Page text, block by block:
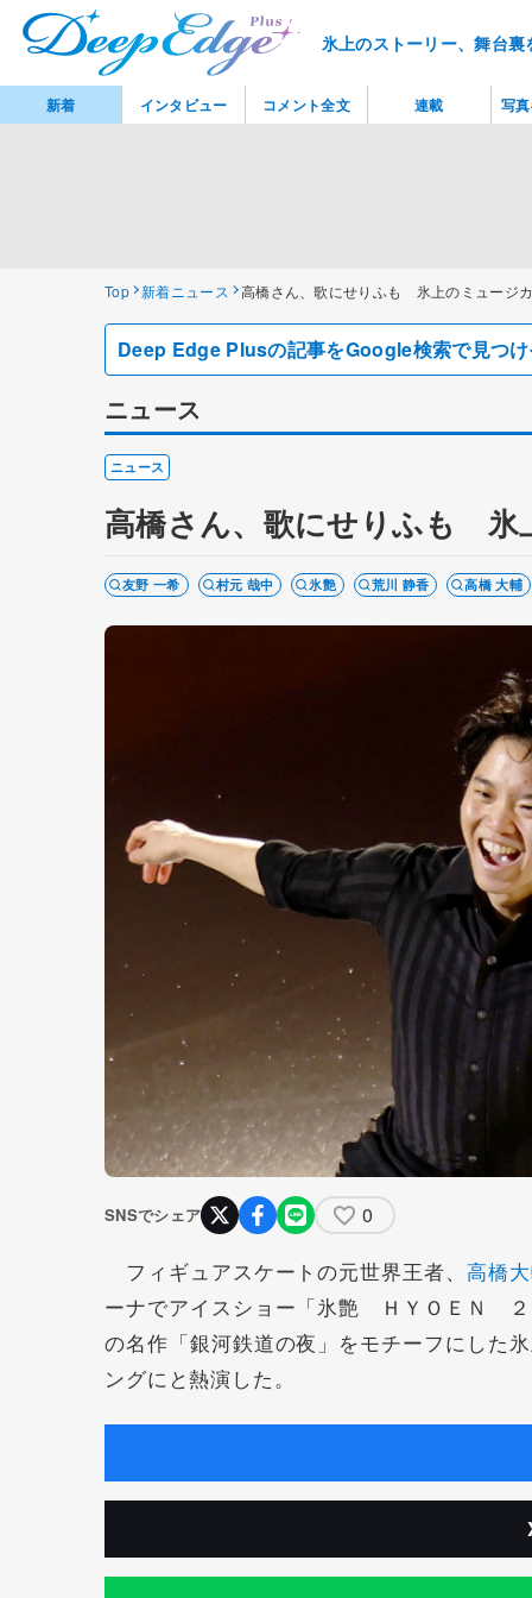
氷上のストーリー、舞台
Top 新着ニュース 高橋さん、歌にせりふも 氷上のミュージ
Deep Edge Plusの記事をGoogle検索で見つ
ニュース
ニュース
高橋さん、歌にせりふも 氷
友野 一希 村元 哉中 氷艶 荒川 静香 高橋 大輔
SNSでシェア 0
フィギュアスケートの元世界王者、 高橋
ーナでアイスショー「氷艶 ＨＹＯＥＮ
の名作「銀河鉄道の夜」をモチーフにした
ングにと熱演した。
新着 インタビュー コメント全文 連載 写